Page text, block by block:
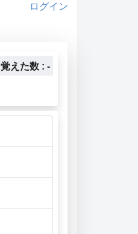
ログイン
覚えた数 : -